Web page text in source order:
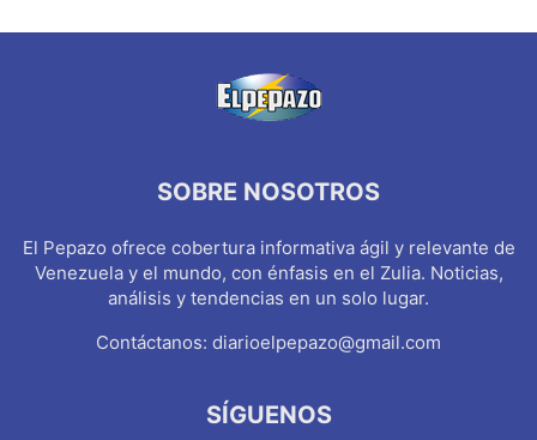
SOBRE NOSOTROS
El Pepazo ofrece cobertura informativa ágil y relevante de
Venezuela y el mundo, con énfasis en el Zulia. Noticias,
análisis y tendencias en un solo lugar.
Contáctanos: diarioelpepazo@gmail.com
SÍGUENOS